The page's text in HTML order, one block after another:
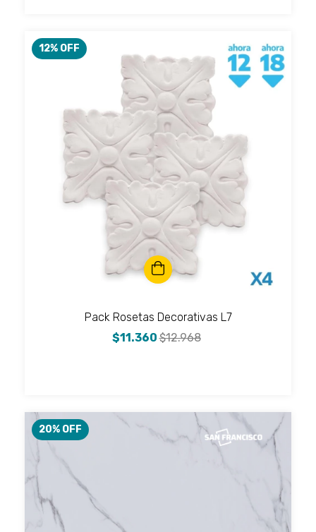
12% OFF
Pack Rosetas Decorativas L7
$11.360$12.968
20% OFF